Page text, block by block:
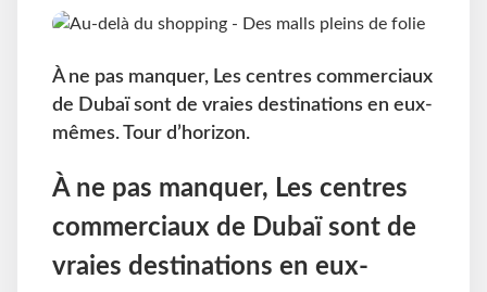
À ne pas manquer, Les centres commerciaux
de Dubaï sont de vraies destinations en eux-
mêmes. Tour d’horizon.
À ne pas manquer, Les centres
commerciaux de Dubaï sont de
vraies destinations en eux-